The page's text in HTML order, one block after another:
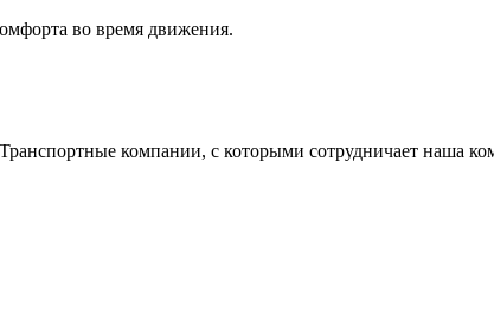
во время движения.
компании, с которыми сотрудничает наша